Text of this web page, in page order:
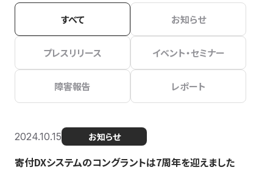
すべて お知らせ
プレスリリース イベント・セミナー
障害報告 レポート
2024.10.15 お知らせ
寄付DXシステムのコングラントは7周年を迎えました